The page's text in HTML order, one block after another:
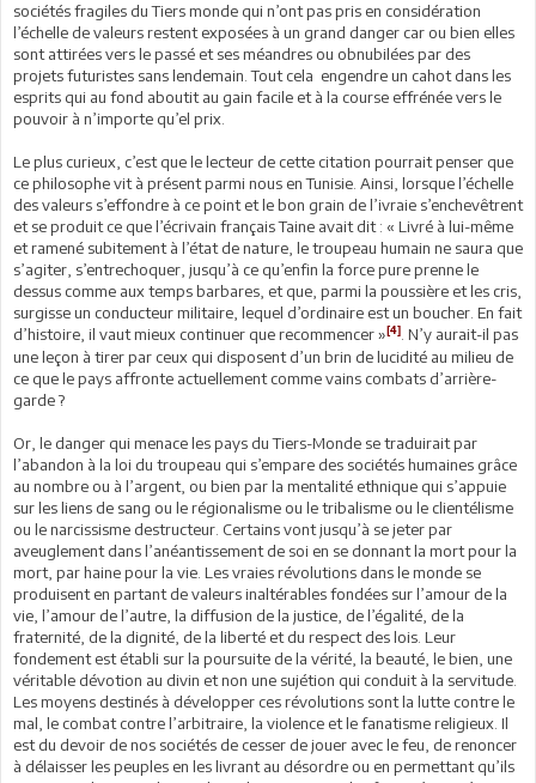
sociétés fragiles du Tiers monde qui n’ont pas pris en considération
l’échelle de valeurs restent exposées à un grand danger car ou bien elles
sont attirées vers le passé et ses méandres ou obnubilées par des
projets futuristes sans lendemain. Tout cela engendre un cahot dans les
esprits qui au fond aboutit au gain facile et à la course effrénée vers le
pouvoir à n’importe qu’el prix.
Le plus curieux, c’est que le lecteur de cette citation pourrait penser que
ce philosophe vit à présent parmi nous en Tunisie. Ainsi, lorsque l’échelle
des valeurs s’effondre à ce point et le bon grain de l’ivraie s’enchevêtrent
et se produit ce que l’écrivain français Taine avait dit : « Livré à lui-même
et ramené subitement à l’état de nature, le troupeau humain ne saura que
s’agiter, s’entrechoquer, jusqu’à ce qu’enfin la force pure prenne le
dessus comme aux temps barbares, et que, parmi la poussière et les cris,
surgisse un conducteur militaire, lequel d’ordinaire est un boucher. En fait
d’histoire, il vaut mieux continuer que recommencer »[4] . N’y aurait-il pas
une leçon à tirer par ceux qui disposent d’un brin de lucidité au milieu de
ce que le pays affronte actuellement comme vains combats d’arrière-
garde ?
Or, le danger qui menace les pays du Tiers-Monde se traduirait par
l’abandon à la loi du troupeau qui s’empare des sociétés humaines grâce
au nombre ou à l’argent, ou bien par la mentalité ethnique qui s’appuie
sur les liens de sang ou le régionalisme ou le tribalisme ou le clientélisme
ou le narcissisme destructeur. Certains vont jusqu’à se jeter par
aveuglement dans l’anéantissement de soi en se donnant la mort pour la
mort, par haine pour la vie. Les vraies révolutions dans le monde se
produisent en partant de valeurs inaltérables fondées sur l’amour de la
vie, l’amour de l’autre, la diffusion de la justice, de l’égalité, de la
fraternité, de la dignité, de la liberté et du respect des lois. Leur
fondement est établi sur la poursuite de la vérité, la beauté, le bien, une
véritable dévotion au divin et non une sujétion qui conduit à la servitude.
Les moyens destinés à développer ces révolutions sont la lutte contre le
mal, le combat contre l’arbitraire, la violence et le fanatisme religieux. Il
est du devoir de nos sociétés de cesser de jouer avec le feu, de renoncer
à délaisser les peuples en les livrant au désordre ou en permettant qu’ils